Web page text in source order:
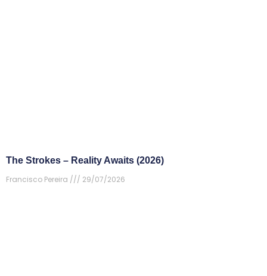
The Strokes – Reality Awaits (2026)
Francisco Pereira
29/07/2026